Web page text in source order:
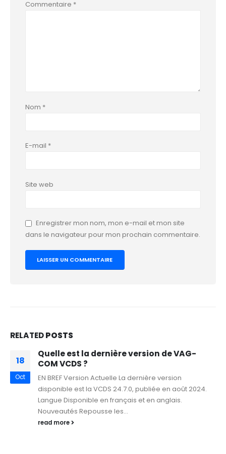
Commentaire *
Nom *
E-mail *
Site web
Enregistrer mon nom, mon e-mail et mon site
dans le navigateur pour mon prochain commentaire.
RELATEDPOSTS
18
Oct
Quelle est la dernière version de VAG-
COM VCDS ?
EN BREF Version Actuelle La dernière version
disponible est la VCDS 24.7.0, publiée en août 2024.
Langue Disponible en français et en anglais.
Nouveautés Repousse les...
read more